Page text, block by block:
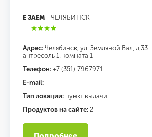
Е ЗАЕМ - ЧЕЛЯБИНСК
Адрес: Челябинск, ул. Земляной Вал,
антресоль 1, комната 1
Телефон: +7 (351) 7967971
E-mail:
Тип локации: пункт выдачи
Продуктов на сайте: 2